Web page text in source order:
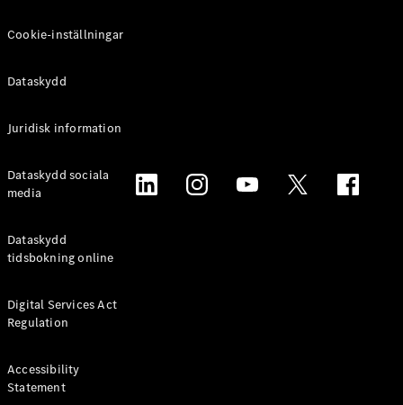
privatkund
företagskund
Aktuella
Tjänstebilar
Prislistor
Boka
Leasing och
lån
Cookie-inställningar
Dataskydd
Juridisk information
Dataskydd sociala
media
Dataskydd
tidsbokning online
Digital Services Act
Regulation
Accessibility
Statement